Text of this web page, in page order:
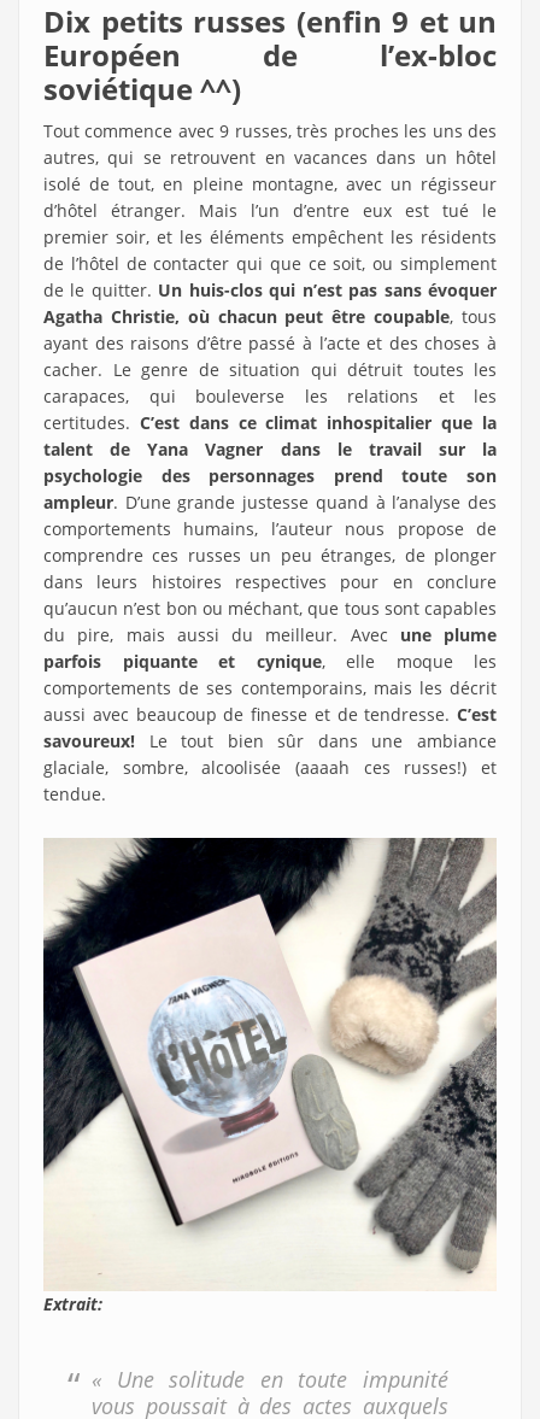
Dix petits russes (enfin 9 et un
Européen de l’ex-bloc
soviétique ^^)
Tout commence avec 9 russes, très proches les uns des
autres, qui se retrouvent en vacances dans un hôtel
isolé de tout, en pleine montagne, avec un régisseur
d’hôtel étranger. Mais l’un d’entre eux est tué le
premier soir, et les éléments empêchent les résidents
de l’hôtel de contacter qui que ce soit, ou simplement
de le quitter. Un huis-clos qui n’est pas sans évoquer
Agatha Christie, où chacun peut être coupable, tous
ayant des raisons d’être passé à l’acte et des choses à
cacher. Le genre de situation qui détruit toutes les
carapaces, qui bouleverse les relations et les
certitudes. C’est dans ce climat inhospitalier que la
talent de Yana Vagner dans le travail sur la
psychologie des personnages prend toute son
ampleur. D’une grande justesse quand à l’analyse des
comportements humains, l’auteur nous propose de
comprendre ces russes un peu étranges, de plonger
dans leurs histoires respectives pour en conclure
qu’aucun n’est bon ou méchant, que tous sont capables
du pire, mais aussi du meilleur. Avec une plume
parfois piquante et cynique, elle moque les
comportements de ses contemporains, mais les décrit
aussi avec beaucoup de finesse et de tendresse. C’est
savoureux! Le tout bien sûr dans une ambiance
glaciale, sombre, alcoolisée (aaaah ces russes!) et
tendue.
Extrait:
« Une solitude en toute impunité
vous poussait à des actes auxquels